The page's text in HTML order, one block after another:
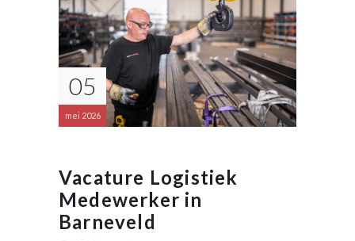
05
mei 2026
Vacature Logistiek
Medewerker in
Barneveld